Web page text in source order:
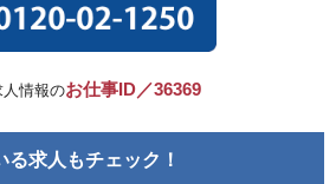
情報のお仕事ID／36369
る求人もチェック！